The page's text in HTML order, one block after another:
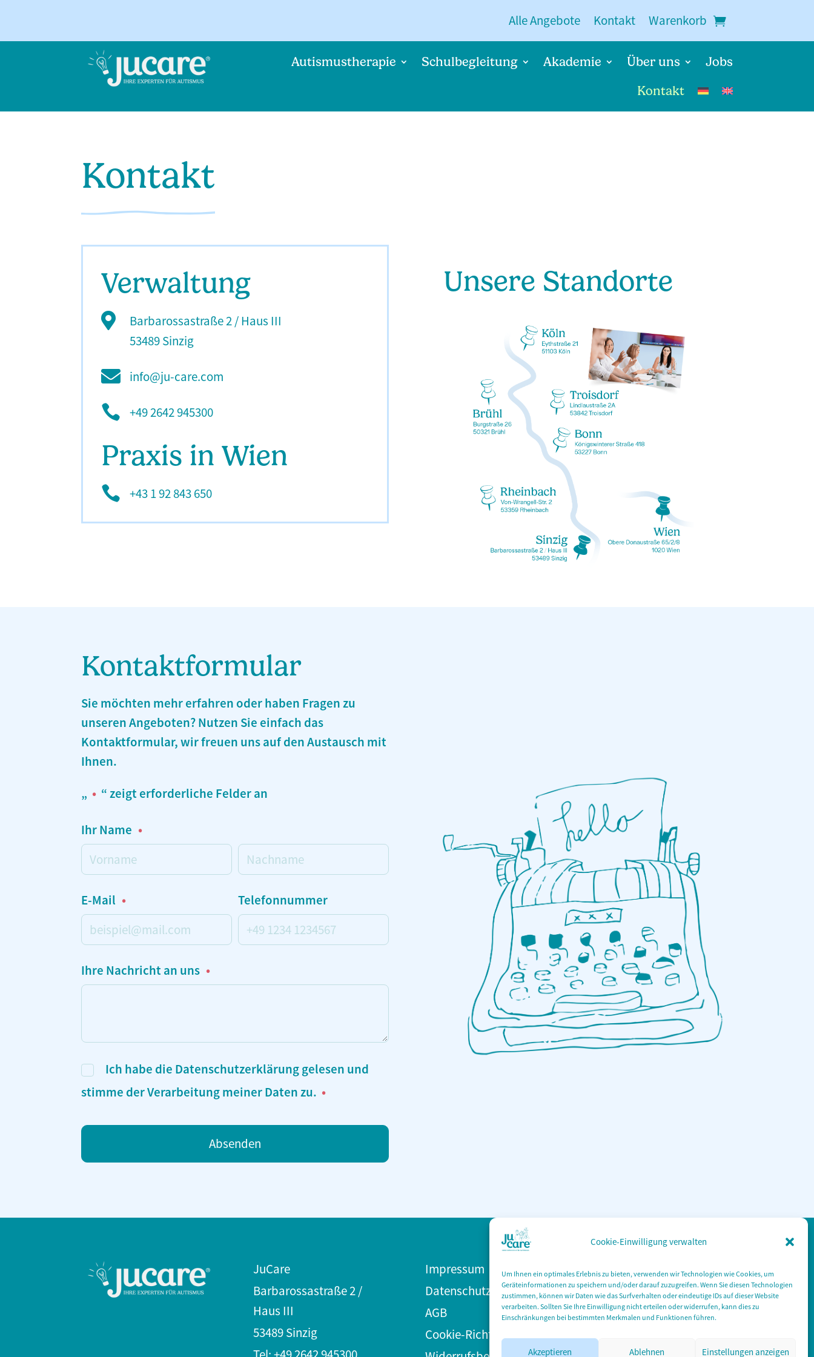
Cookie-Einwilligung verwalten
Um Ihnen ein optimales Erlebnis zu bieten, verwenden wir Technologien wie Cookies, um
Geräteinformationen zu speichern und/oder darauf zuzugreifen. Wenn Sie diesen Technologien
zustimmen, können wir Daten wie das Surfverhalten oder eindeutige IDs auf dieser Website
verarbeiten. Sollten Sie Ihre Einwilligung nicht erteilen oder widerrufen, kann dies zu
Einschränkungen bei bestimmten Merkmalen und Funktionen führen.
Akzeptieren Ablehnen Einstellungen anzeigen
Alle Angebote Kontakt Warenkorb
Autismustherapie Schulbegleitung Akademie Über uns
Jobs
Kontakt
Kontakt
Verwaltung

Barbarossastraße 2 / Haus III
53489 Sinzig
 info@ju-care.com
 +49 2642 945300
Praxis in Wien
 +43 1 92 843 650
Unsere Standorte
Kontakt­formular
Sie möchten mehr erfahren oder haben Fragen zu
unseren Angeboten? Nutzen Sie einfach das
Kontaktformular, wir freuen uns auf den Austausch mit
Ihnen.
„
“ zeigt erforderliche Felder an
Ihr Name
E-Mail
Telefonnummer
Ihre Nachricht an uns
Einwilligung
Ich habe die Datenschutzerklärunggelesen und
stimme der Verarbeitung meiner Daten zu.
JuCare
Barbarossastraße 2 /
Haus III
53489 Sinzig
Impressum
Datenschutz­erklärung
AGB
Cookie-Richtlinie (EU)